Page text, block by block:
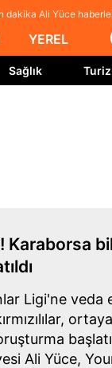
dakika Ali Yüce
YEREL
Sağlık
Karaborsa
Ligi'ne veda
ortaya
Ali Yüce,